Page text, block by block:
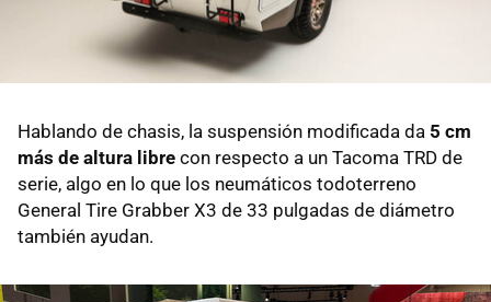
Hablando de chasis, la suspensión modificada da 5 cm
más de altura libre con respecto a un Tacoma TRD de
serie, algo en lo que los neumáticos todoterreno
General Tire Grabber X3 de 33 pulgadas de diámetro
también ayudan.